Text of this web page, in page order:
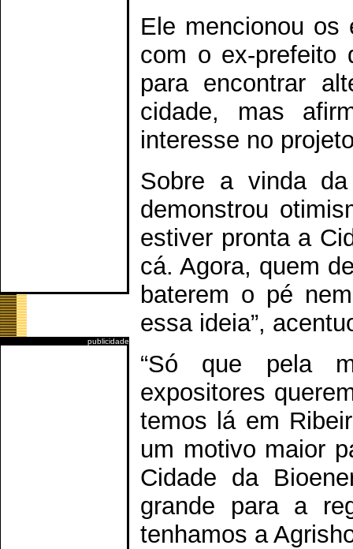
publicidade
Ele mencionou os
com o ex-prefeito
para encontrar
cidade, mas
interesse no
Sobre a vinda
demonstrou
estiver pronta a
cá. Agora, quem
baterem o pé
essa ideia”,
“Só que pela
expositores
temos lá em
um motivo maior
Cidade da
grande para a
tenhamos a